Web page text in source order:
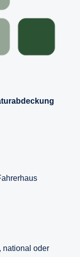
national oder